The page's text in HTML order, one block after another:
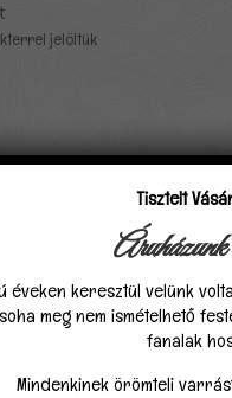
jelöltük
Tisztelt
Áruházunk
éveken keresztül velünk
meg nem ismételhető
fanalak
Mindenkinek örömteli